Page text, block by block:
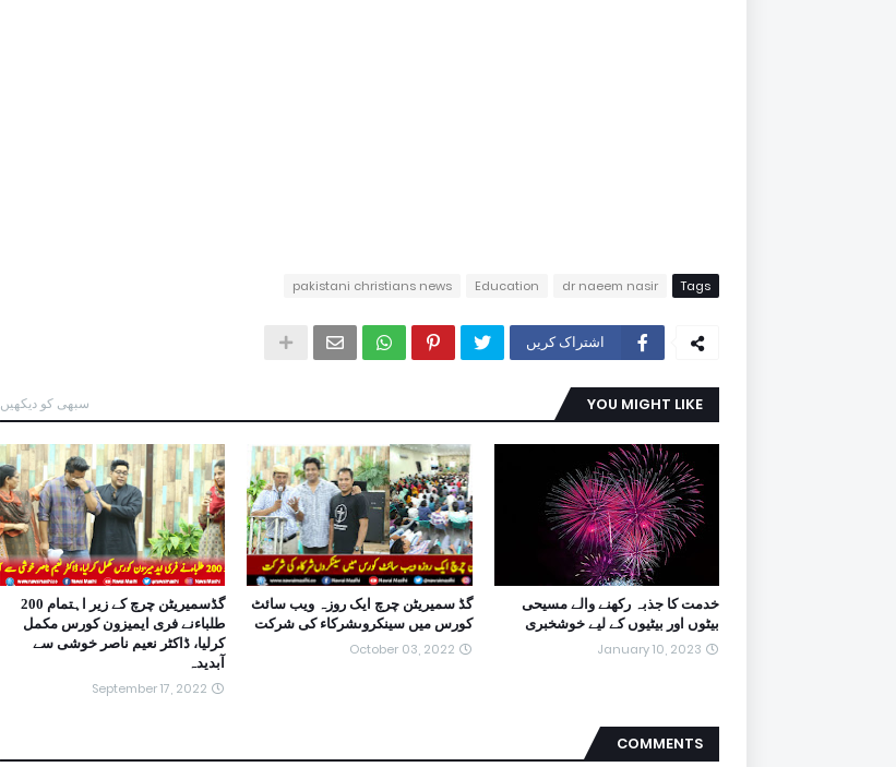
Tags
dr naeem nasir
Education
pakistani christians news
اشتراک کریں
YOU MIGHT LIKE سبھی کو دیکھیں
خدمت کا جذبہ رکھنے والے مسیحی
بیٹوں اور بیٹیوں کے لیے خوشخبری
January 10, 2023
گڈ سمیریٹن چرچ ایک روزہ ویب سائٹ
کورس میں سینکروںشرکاء کی شرکت
October 03, 2022
گڈسمیریٹن چرچ کے زیر اہتمام 200
طلباءنے فری ایمیزون کورس مکمل
کرلیا، ڈاکٹر نعیم ناصر خوشی سے
آبدیدہ
September 17, 2022
COMMENTS